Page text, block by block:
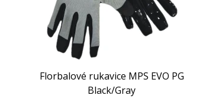
Florbalové rukavice MPS EVO PG
Black/Gray